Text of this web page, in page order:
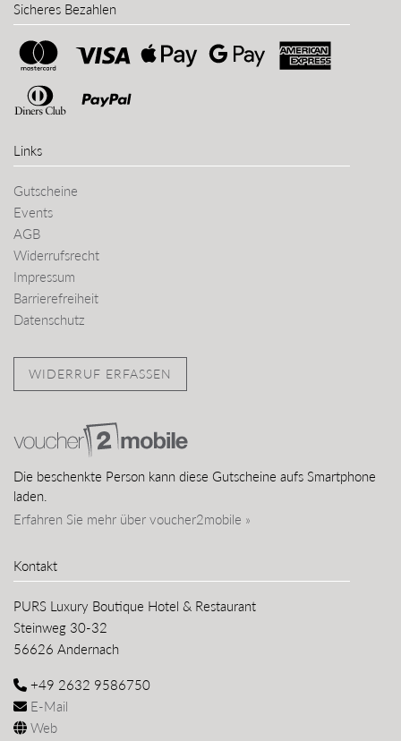
Sicheres Bezahlen
Links
Gutscheine
Events
AGB
Widerrufsrecht
Impressum
Barrierefreiheit
Datenschutz
WIDERRUF ERFASSEN
Die beschenkte Person kann diese Gutscheine aufs Smartphone
laden.
Erfahren Sie mehr über voucher2mobile »
Kontakt
PURS Luxury Boutique Hotel & Restaurant
Steinweg 30-32
56626 Andernach
+49 2632 9586750
E-Mail
Web